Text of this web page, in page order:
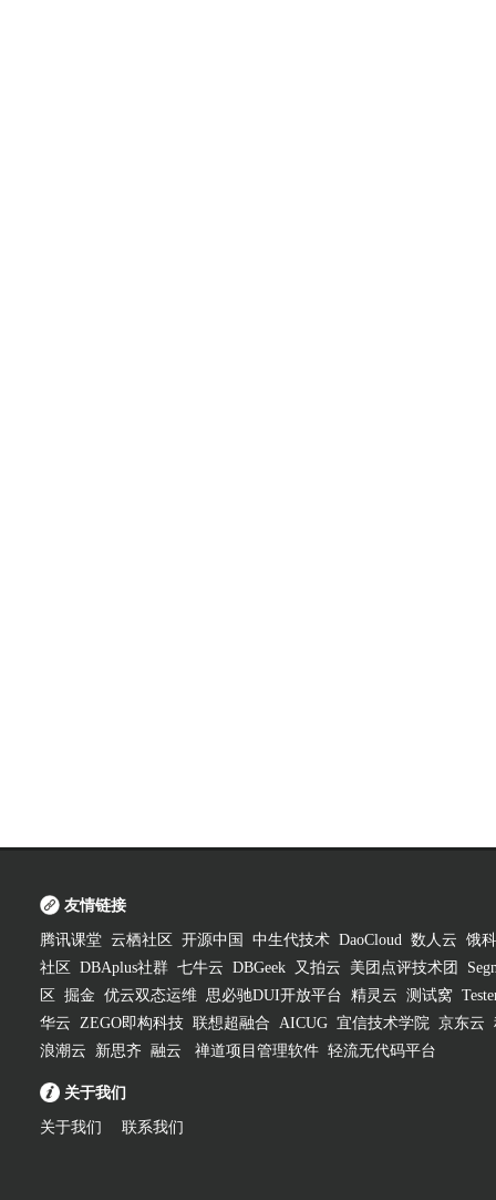
友情链接
腾讯课堂 云栖社区 开源中国 中生代技术 DaoCloud 数人云 饿
社区
DBAplus社群 七牛云 DBGeek 又拍云 美团点评技术团
区
掘金 优云双态运维 思必驰DUI开放平台 精灵云 测试窝
华云 ZEGO即构科技 联想超融合 AICUG 宜信技术学院 京东云
浪潮云
新思齐 融云 禅道项目管理软件 轻流无代码平台
关于我们
关于我们 联系我们